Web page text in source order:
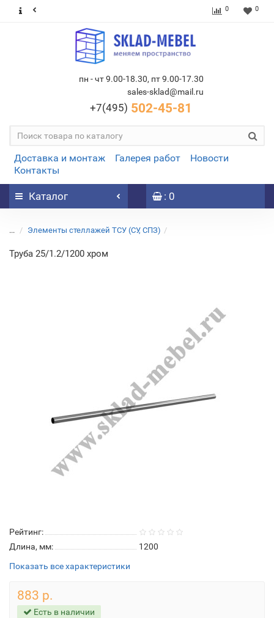
0 0
пн - чт 9.00-18.30, пт 9.00-17.30
sales-sklad@mail.ru
+7(495) 502-45-81
Доставка и монтаж Галерея работ
Новости
Контакты
Каталог : 0
... Элементы стеллажей ТСУ (СУ, СПЗ)
Труба 25/1.2/1200 хром
Рейтинг:
Длина, мм:
1200
Показать все характеристики
883 р.
Есть в наличии